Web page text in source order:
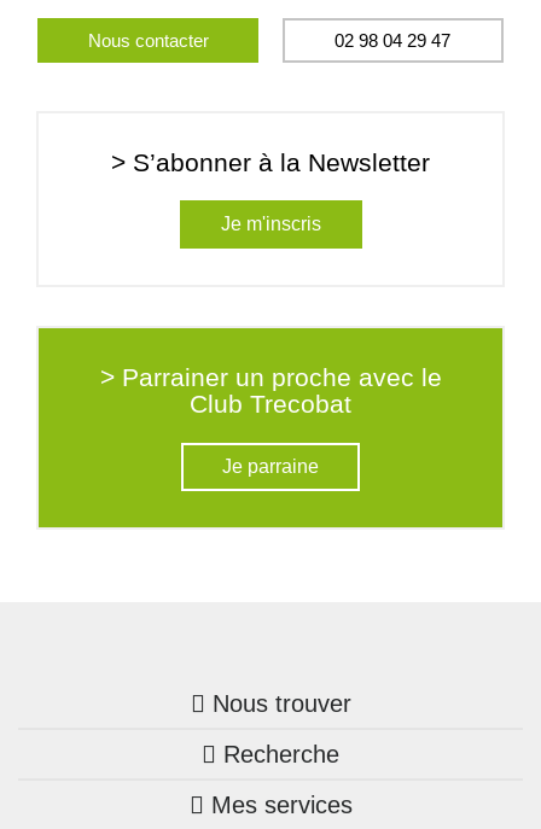
Nous contacter 02 98 04 29 47
> S’abonner à la Newsletter
Je m'inscris
> Parrainer un proche avec le
Club Trecobat
Je parraine
Nous trouver
Trouver une agence
Bretagne
Recherche
Nos annonces
Mes services